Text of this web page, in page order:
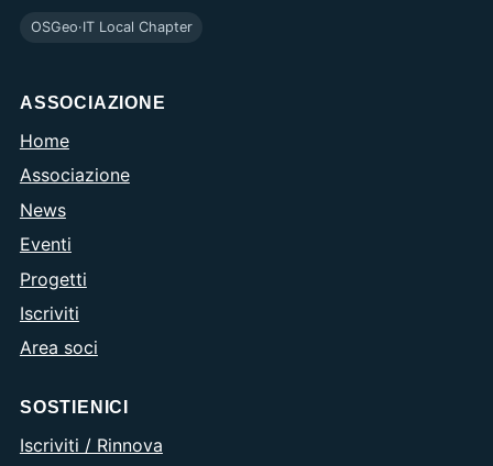
OSGeo·IT Local Chapter
ASSOCIAZIONE
Home
Associazione
News
Eventi
Progetti
Iscriviti
Area soci
SOSTIENICI
Iscriviti / Rinnova